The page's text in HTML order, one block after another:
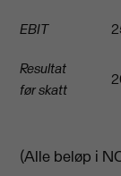
EBIT
Resultat
før skatt
(Alle beløp i